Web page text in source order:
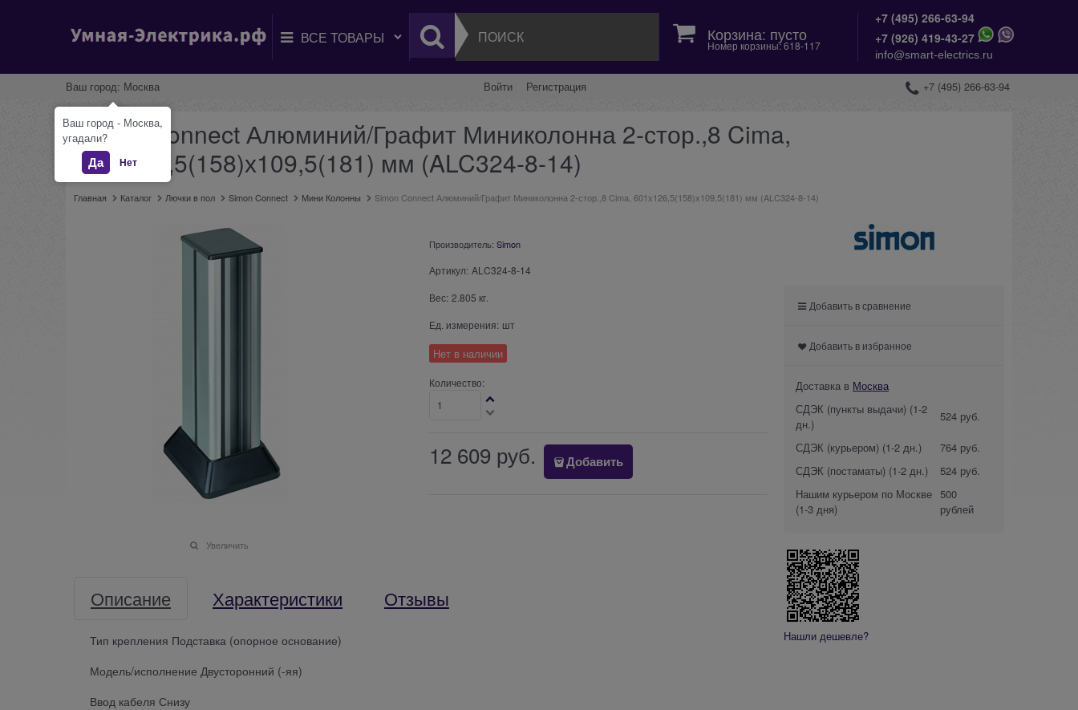
Корзина: пусто
Номер корзины: 618-117
+7 (495) 266-63-94
+7 (926) 419-43-27
info@smart-electrics.ru
Ваш город: Москва Войти Регистрация +7 (495) 266-63-94
Simon Connect Алюминий/Графит Миниколонна 2-стор.,8 Cima,
601х126,5(158)х109,5(181) мм (ALC324-8-14)
Главная Каталог Лючки в пол Simon Connect Мини Колонны Simon Connect Алюминий/Графит Миниколонна 2-стор.,8 Cima, 601х126,5(158)х109,5(181) мм (ALC324-8-14)
Увеличить
Производитель: Simon
Артикул: ALC324-8-14
Вес: 2.805 кг.
Ед. измерения: шт
Нет в наличии
Количество:
12 609 руб. Добавить
Описание Характеристики Отзывы
Тип крепления Подставка (опорное основание)
Модель/исполнение Двусторонний (-яя)
Ввод кабеля Снизу
Добавить в сравнение
Добавить в избранное
Доставка в Москва
СДЭК (пункты выдачи) (1-2
дн.)
524 руб.
СДЭК (курьером) (1-2 дн.)
764 руб.
СДЭК (постаматы) (1-2 дн.)
524 руб.
Нашим курьером по Москве
(1-3 дня)
500
рублей
Нашли дешевле?
Ваш город - Москва,
угадали?
Да Нет